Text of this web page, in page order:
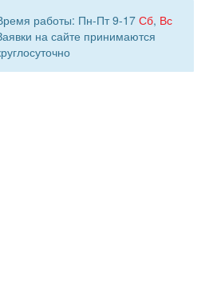
работы: Пн-Пт 9-17 Сб, Вс
на сайте принимаются